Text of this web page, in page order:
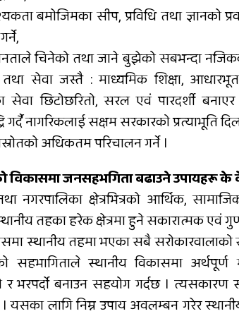
बमोजिमका सीप, प्रविधि तथा ज्ञानको
चिनेको तथा जाने बुझेको सबभन्दा
सेवा जस्तै : माध्यमिक शिक्षा, आधारभूत
सेवा छिटोछरितो, सरल एवं पारदर्शी
गर्दै नागरिकलाई सक्षम सरकारको प्रत्याभूति
अधिकतम परिचालन गर्ने ।
विकासमा जनसहभगिता बढाउने उपायहरू के
नगरपालिका क्षेत्रभित्रको आर्थिक,
तहका हरेक क्षेत्रमा हुने सकारात्मक एवं
स्थानीय तहमा भएका सबै
सहभागिताले स्थानीय विकासमा
र भरपर्दो बनाउन सहयोग गर्दछ ।
। यसका लागि निम्न उपाय अवलम्बन गरेर